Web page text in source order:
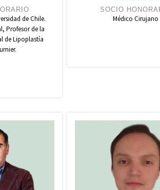
de Chile.
Profesor de la
de Lipoplastía
SOCIO
Médico Cirujano